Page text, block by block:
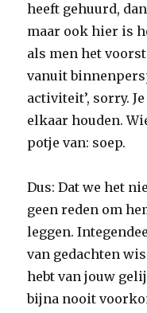
heeft gehuurd,
maar ook hier is
als men het
vanuit
activiteit’, sorry.
elkaar houden.
potje van: soep.
Dus: Dat we het
geen reden om
leggen.
van gedachten
hebt van jouw
bijna nooit